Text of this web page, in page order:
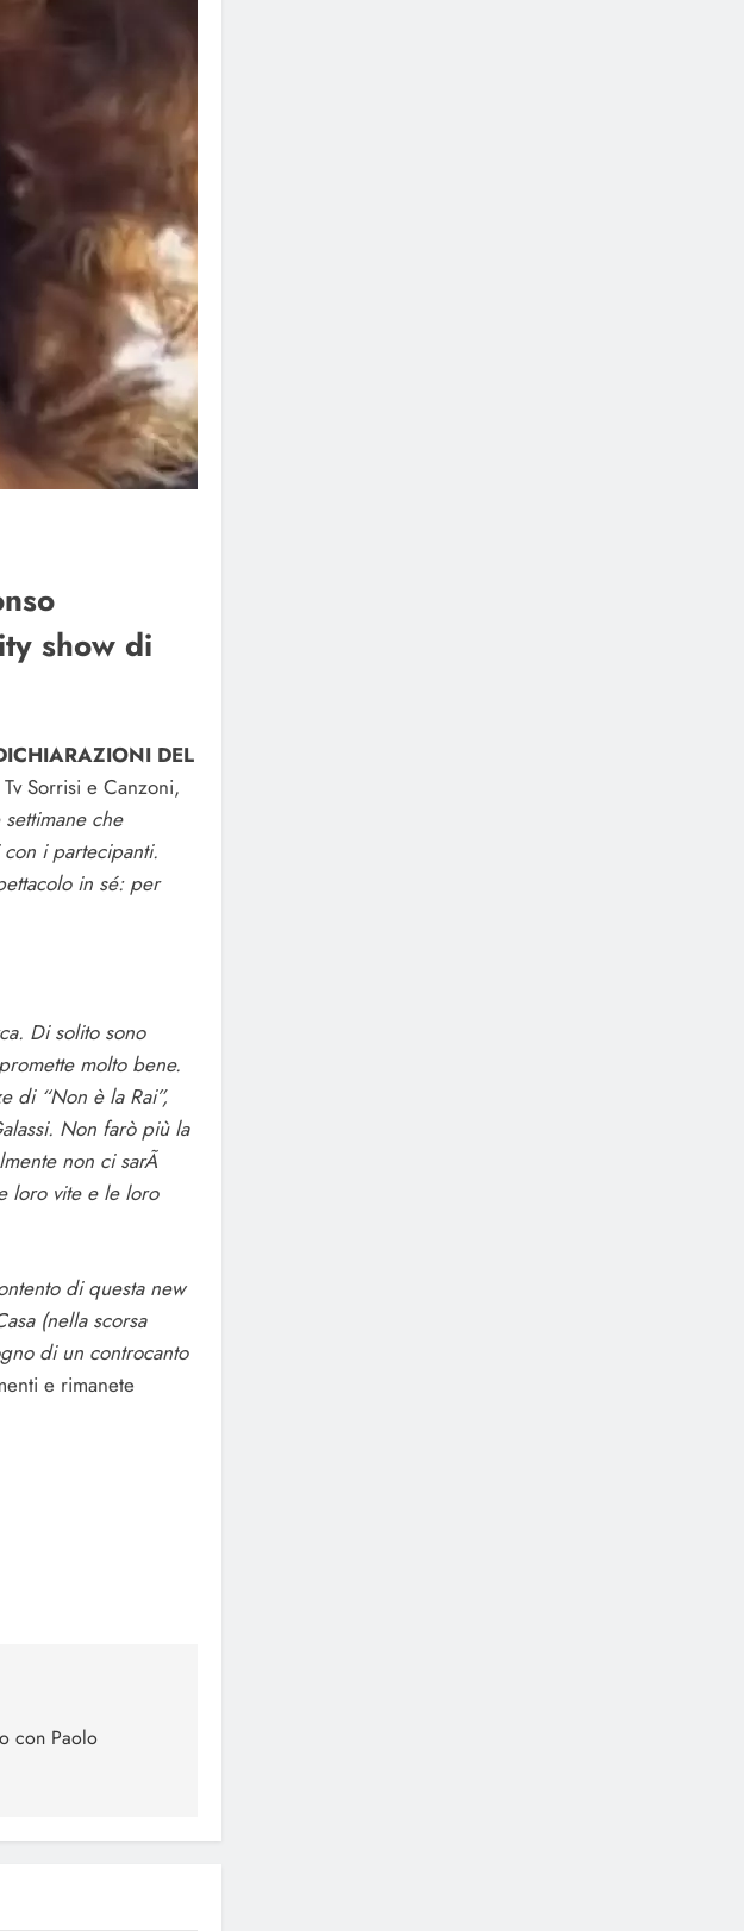
show di
DEL
Sorrisi e Canzoni,
che
i partecipanti.
in sé: per
Di solito sono
molto bene.
di “Non è la Rai”,
Non farò più la
non ci sarÃ
loro vite e le loro
di questa new
(nella scorsa
di un controcanto
e rimanete
con Paolo